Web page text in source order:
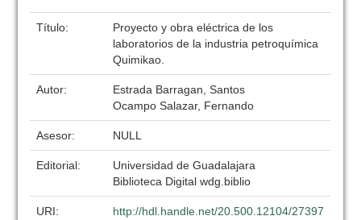
Título:
Proyecto y obra eléctrica de los
laboratorios de la industria petroquímica
Quimikao.
Autor:
Estrada Barragan, Santos
Ocampo Salazar, Fernando
Asesor: NULL
Editorial:
Universidad de Guadalajara
Biblioteca Digital wdg.biblio
URI:
http://hdl.handle.net/20.500.12104/27397